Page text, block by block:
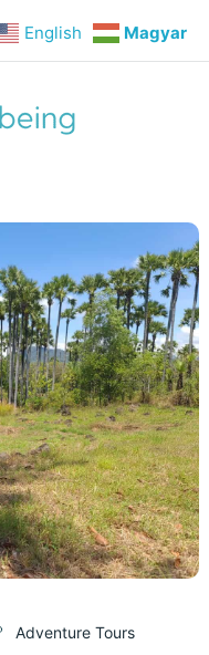
English Magyar
Adventure Tours